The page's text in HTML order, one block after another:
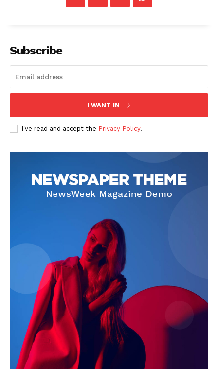
Subscribe
I WANT IN
I've read and accept the Privacy Policy.